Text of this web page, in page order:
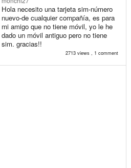
Hola necesito una tarjeta sim-número
nuevo-de cualquier compañía, es para
mi amigo que no tiene móvil, yo le he
dado un móvil antiguo pero no tiene
sim. gracias!!
2713 views , 1 comment